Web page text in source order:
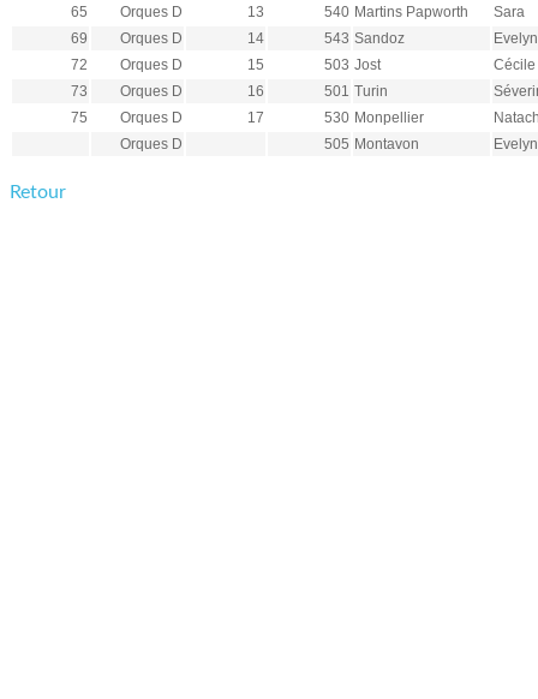
65
Orques D 13 540 Martins Papworth
Sara
69
Orques D 14 543 Sandoz
72
Orques D 15 503 Jost
Cécile
73
Orques D 16 501 Turin
75
Orques D 17 530 Monpellier
Orques D
505 Montavon
Retour